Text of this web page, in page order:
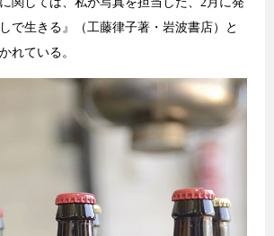
しで生きる』（工藤律子著・岩波書店）
と
れている。